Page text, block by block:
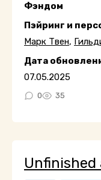
Фэндом
Пэйринг и
Марк Твен,
Дата
07.05.2025
0 35
Unfinished